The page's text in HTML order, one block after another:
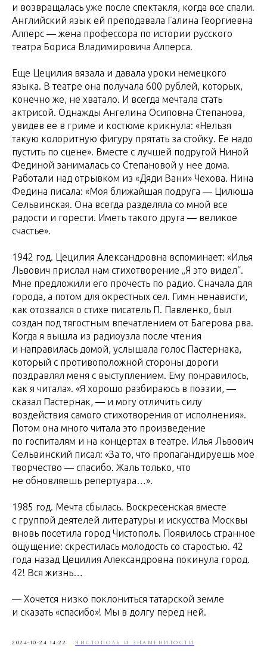
и возвращалась уже после спектакля, когда все спали.
Английский язык ей преподавала Галина Георгиевна
Алперс — жена профессора по истории русского
театра Бориса Владимировича Алперса.
Еще Цецилия вязала и давала уроки немецкого
языка. В театре она получала 600 рублей, которых,
конечно же, не хватало. И всегда мечтала стать
актрисой. Однажды Ангелина Осиповна Степанова,
увидев ее в гриме и костюме крикнула: «Нельзя
такую колоритную фигуру прятать за стойку. Ее надо
пустить по сцене». Вместе с лучшей подругой Ниной
Фединой занималась со Степановой у нее дома.
Работали над отрывком из «Дяди Вани» Чехова. Нина
Федина писала: «Моя ближайшая подруга — Цилюша
Сельвинская. Она всегда разделяла со мной все
радости и горести. Иметь такого друга — великое
счастье».
1942 год. Цецилия Александровна вспоминает: «Илья
Львович прислал нам стихотворение „Я это видел“.
Мне предложили его прочесть по радио. Сначала для
города, а потом для окрестных сел. Гимн ненависти,
как отозвался о стихе писатель П. Павленко, был
создан под тягостным впечатлением от Багерова рва.
Когда я вышла из радиоузла после чтения
и направилась домой, услышала голос Пастернака,
который с противоположной стороны дороги
поздравлял меня с выступлением. Ему понравилось,
как я читала». «Я хорошо разбираюсь в поэзии, —
сказал Пастернак, — и могу отличить силу
воздействия самого стихотворения от исполнения».
Потом она много читала это произведение
по госпиталям и на концертах в театре. Илья Львович
Сельвинский писал: «За то, что пропагандируешь мое
творчество — спасибо. Жаль только, что
не обновляешь репертуара…».
1985 год. Мечта сбылась. Воскресенская вместе
с группой деятелей литературы и искусства Москвы
вновь посетила город Чистополь. Появилось странное
ощущение: скрестилась молодость со старостью. 42
года назад Цецилия Александровна покинула город.
42! Вся жизнь…
— Хочется низко поклониться татарской земле
и сказать «спасибо»! Мы в долгу перед ней.
2024-10-24 14:22 ЧИСТОПОЛЬ И ЗНАМЕНИТОСТИ